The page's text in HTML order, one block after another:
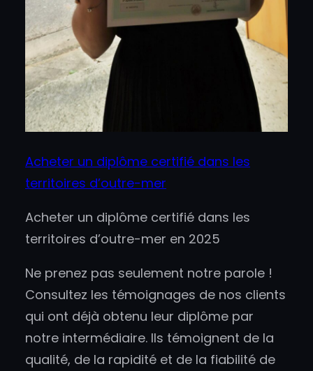
Acheter un diplôme certifié dans les
territoires d’outre-mer
Acheter un diplôme certifié dans les
territoires d’outre-mer en 2025
Ne prenez pas seulement notre parole !
Consultez les témoignages de nos clients
qui ont déjà obtenu leur diplôme par
notre intermédiaire. Ils témoignent de la
qualité, de la rapidité et de la fiabilité de